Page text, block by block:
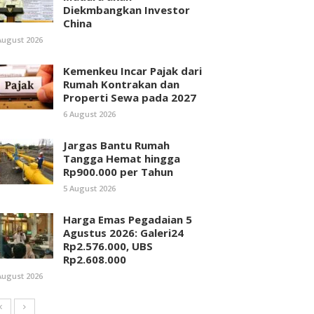
Diekmbangkan Investor
China
2026
Kemenkeu Incar Pajak dari
Rumah Kontrakan dan
Properti Sewa pada 2027
6 August 2026
Jargas Bantu Rumah
Tangga Hemat hingga
Rp900.000 per Tahun
5 August 2026
Harga Emas Pegadaian 5
Agustus 2026: Galeri24
Rp2.576.000, UBS
Rp2.608.000
2026